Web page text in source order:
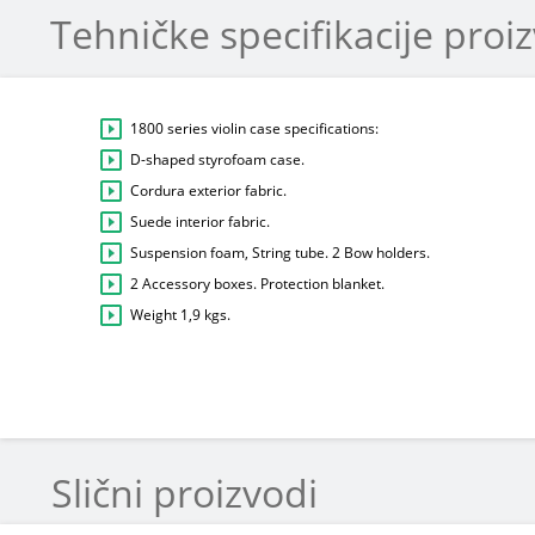
Tehničke specifikacije
1800 series violin case specifications:
D-shaped styrofoam case.
Cordura exterior fabric.
Suede interior fabric.
Suspension foam, String tube. 2 Bow holders.
2 Accessory boxes. Protection blanket.
Weight 1,9 kgs.
Slični proizvodi